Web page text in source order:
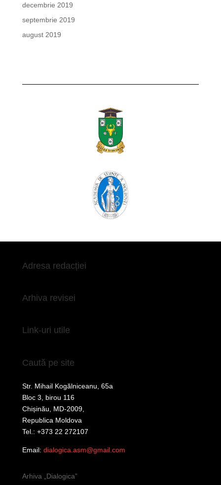
decembrie 2019
septembrie 2019
august 2019
Adresa redacției
Arhiva revisei
Link-uri utile
Caută pe site
Str. Mihail Kogălniceanu, 65a
Bloc 3, birou 116
Chișinău, MD-2009,
Republica Moldova
Tel.: +373 22 272107
Email: dialogica.asm@gmail.com
Arhiva „Dialogica”